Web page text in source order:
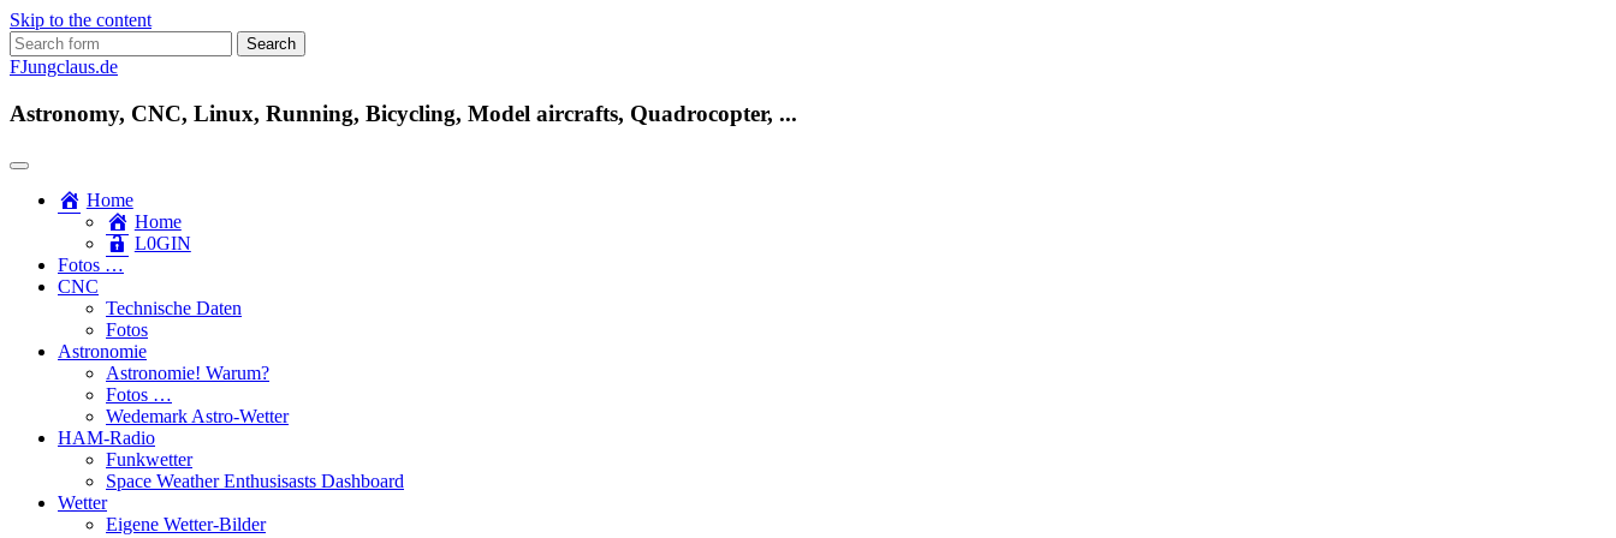
Skip to the content
Search
for:
FJungclaus.de
Astronomy, CNC, Linux, Running, Bicycling, Model aircrafts, Quadrocopter, ...
Home
Home
L​0​​GIN
Fotos …
CNC
Technische Daten
Fotos
Astronomie
Astronomie! Warum?
Fotos …
Wedemark Astro-Wetter
HAM-Radio
Funkwetter
Space Weather Enthusisasts Dashboard
Wetter
Eigene Wetter-Bilder